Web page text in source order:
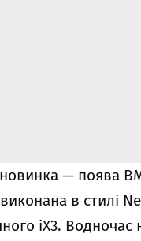
— поява
в стилі
iX3. Водночас